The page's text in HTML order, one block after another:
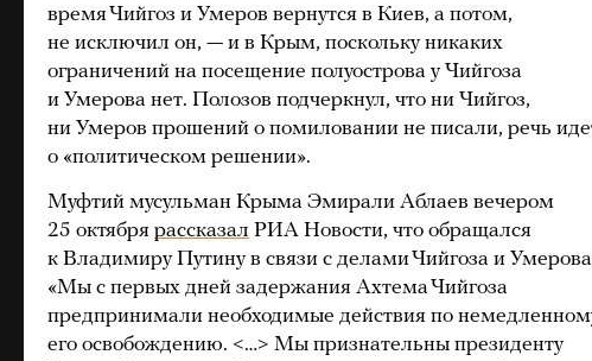
время Чийгоз и Умеров вернутся в Киев, а потом,
не исключил он, — и в Крым, поскольку никаких
ограничений на посещение полуострова у Чийгоза
и Умерова нет. Полозов подчеркнул, что ни Чийгоз,
ни Умеров прошений о помиловании не писали, речь
о «политическом решении».
Муфтий мусульман Крыма Эмирали Аблаев вечером
25 октября рассказал РИА Новости, что обращался
к Владимиру Путину в связи с делами Чийгоза и
«Мы с первых дней задержания Ахтема Чийгоза
предпринимали необходимые действия по
его освобождению. <…> Мы признательны президенту